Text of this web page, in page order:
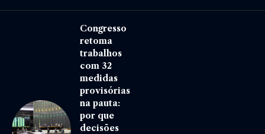
Congresso
retoma
trabalhos
com 32
medidas
provisórias
na pauta:
por que
decisões